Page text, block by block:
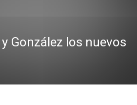
González los nuevos